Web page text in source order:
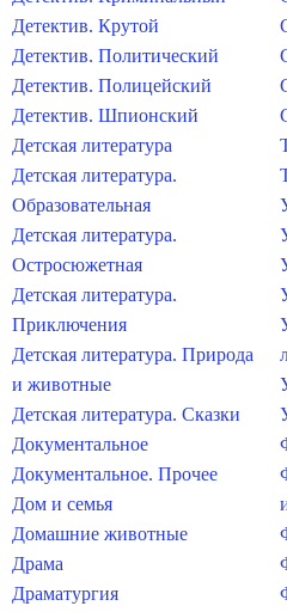
Детектив. Крутой
Детектив. Политический
Детектив. Полицейский
Детектив. Шпионский
Детская литература
Детская литература.
Образовательная
Детская литература.
Остросюжетная
Детская литература.
Приключения
Детская литература. Природа
и животные
Детская литература. Сказки
Документальное
Документальное. Прочее
Дом и семья
Домашние животные
Драма
Драматургия